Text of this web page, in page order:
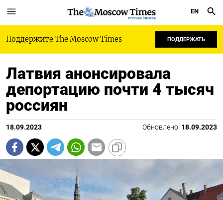
РУССКАЯ СЛУЖБА
EN
Поддержите The Moscow Times ПОДДЕРЖАТЬ
Латвия анонсировала
депортацию почти 4 тысяч
россиян
18.09.2023 Обновлено: 18.09.2023